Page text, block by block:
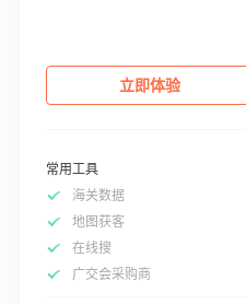
立即体验
常用工具
海关数据
地图获客
在线搜
广交会采购商